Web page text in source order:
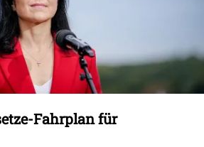
Fahrplan für